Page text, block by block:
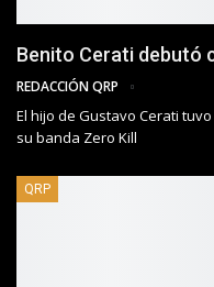
Benito Cerati debutó
REDACCIÓN QRP
El hijo de Gustavo Cerati
su banda Zero Kill
QRP